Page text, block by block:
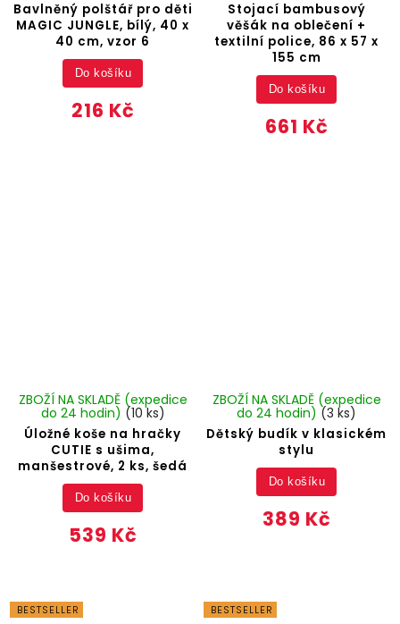
Bavlněný polštář pro děti
MAGIC JUNGLE, bílý, 40 x
40 cm, vzor 6
216 Kč
Do košíku
Stojací bambusový
věšák na oblečení +
textilní police, 86 x 57 x
155 cm
661 Kč
Do košíku
Úložné koše na hračky
CUTIE s ušima,
manšestrové, 2 ks, šedá
ZBOŽÍ NA SKLADĚ (expedice
do 24 hodin) (10 ks)
539 Kč
Do košíku
Dětský budík v klasickém
stylu
ZBOŽÍ NA SKLADĚ (expedice
do 24 hodin) (3 ks)
389 Kč
Do košíku
BESTSELLER BESTSELLER